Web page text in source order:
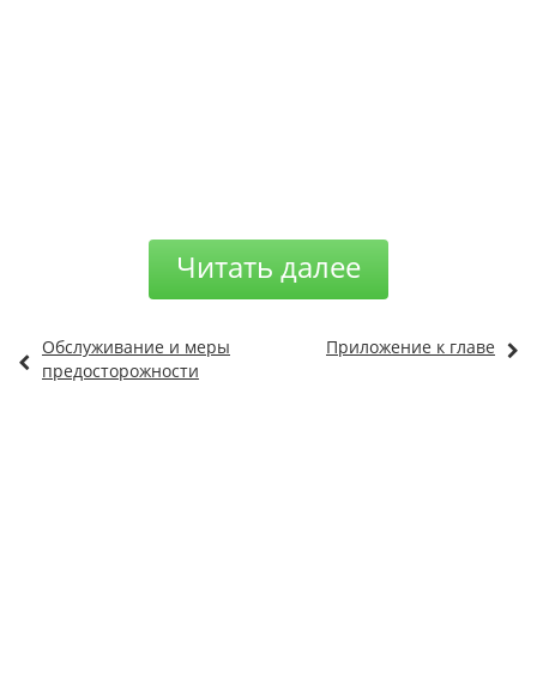
Читать далее
Обслуживание и меры
предосторожности
Приложение к главе